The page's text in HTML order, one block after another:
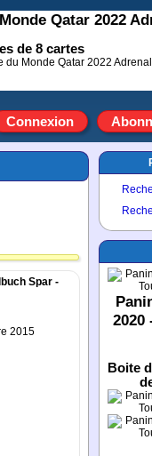
Connexion
Spar -
2015
2020
Boite
Qatar 2022
de 8 cartes